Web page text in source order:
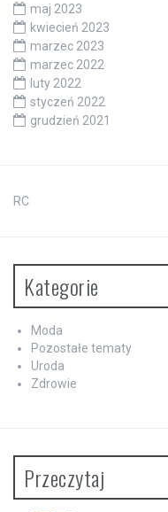
maj 2023
kwiecień 2023
marzec 2023
marzec 2022
luty 2022
styczeń 2022
grudzień 2021
RC
Kategorie
Moda
Pozostałe tematy
Uroda
Zdrowie
Przeczytaj